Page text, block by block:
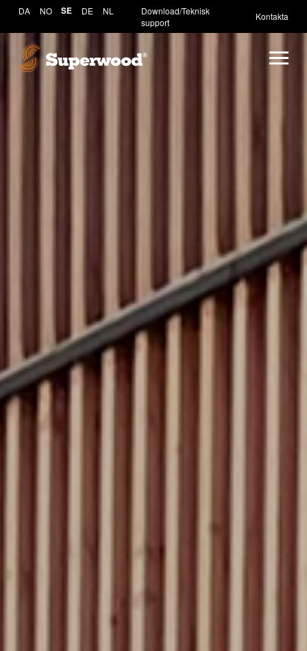
DA NO SE DE NL
Download/Teknisk
support
Kontakta